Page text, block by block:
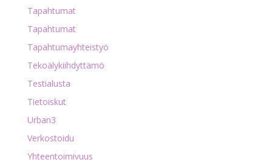
Tapahtumat
Tapahtumat
Tapahtumayhteistyö
Tekoälykiihdyttämö
Testialusta
Tietoiskut
Urban3
Verkostoidu
Yhteentoimivuus